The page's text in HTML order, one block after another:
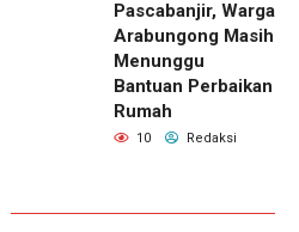
Pascabanjir, Warga
Arabungong Masih
Menunggu
Bantuan Perbaikan
Rumah
10 Redaksi